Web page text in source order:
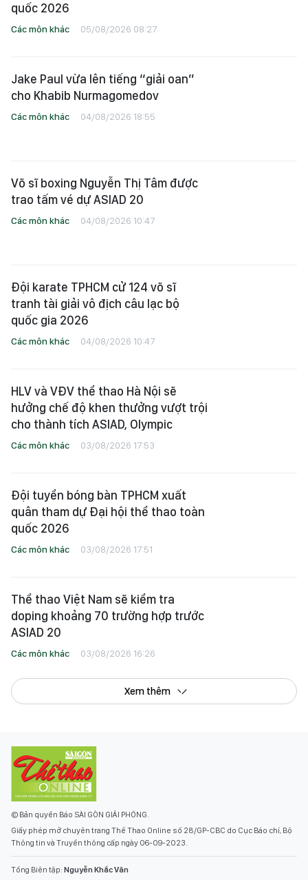
quốc 2026
Các môn khác 05/08/2026 08:27
Jake Paul vừa lên tiếng “giải oan”
cho Khabib Nurmagomedov
Các môn khác 04/08/2026 18:55
Võ sĩ boxing Nguyễn Thị Tâm được
trao tấm vé dự ASIAD 20
Các môn khác 04/08/2026 10:47
Đội karate TPHCM cử 124 võ sĩ
tranh tài giải vô địch câu lạc bộ
quốc gia 2026
Các môn khác 04/08/2026 10:47
HLV và VĐV thể thao Hà Nội sẽ
hưởng chế độ khen thưởng vượt trội
cho thành tích ASIAD, Olympic
Các môn khác 03/08/2026 17:53
Đội tuyển bóng bàn TPHCM xuất
quân tham dự Đại hội thể thao toàn
quốc 2026
Các môn khác 03/08/2026 17:51
Thể thao Việt Nam sẽ kiểm tra
doping khoảng 70 trường hợp trước
ASIAD 20
Các môn khác 03/08/2026 16:26
Xem thêm
© Bản quyền Báo SÀI GÒN GIẢI PHÓNG.
Giấy phép mở chuyên trang Thể Thao Online số 28/GP-CBC do Cục Báo chí, Bộ
Thông tin và Truyền thông cấp ngày 06-09-2023.
Tổng Biên tập: Nguyễn Khắc Văn